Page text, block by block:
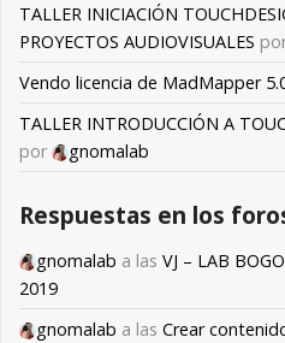
TALLER INICIACIÓN
PROYECTOS AUDIOVISUALES
Vendo licencia de MadMapper
TALLER INTRODUCCIÓN A
por
gnomalab
Respuestas en los
gnomalab a las VJ – LAB
2019
gnomalab a las Crear